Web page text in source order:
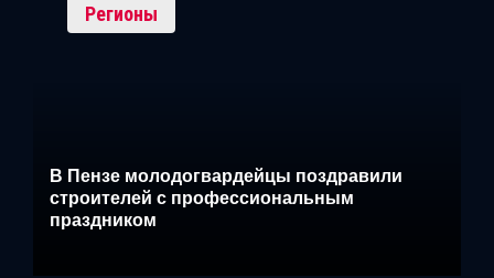
Регионы
В Пензе молодогвардейцы поздравили
строителей с профессиональным
праздником